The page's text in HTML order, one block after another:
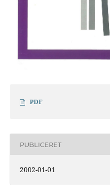
PDF
PUBLICERET
2002-01-01